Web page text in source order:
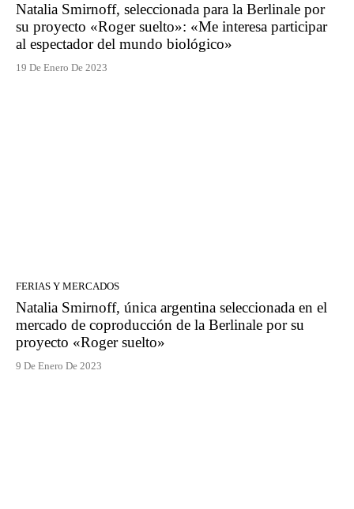
Natalia Smirnoff, seleccionada para la Berlinale por
su proyecto «Roger suelto»: «Me interesa participar
al espectador del mundo biológico»
19 De Enero De 2023
FERIAS Y MERCADOS
Natalia Smirnoff, única argentina seleccionada en el
mercado de coproducción de la Berlinale por su
proyecto «Roger suelto»
9 De Enero De 2023